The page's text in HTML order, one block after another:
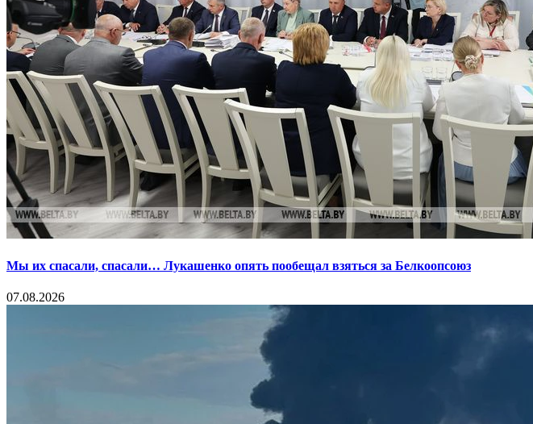
Мы их спасали, спасали… Лукашенко опять пообещал взяться за Белкоопсоюз
07.08.2026